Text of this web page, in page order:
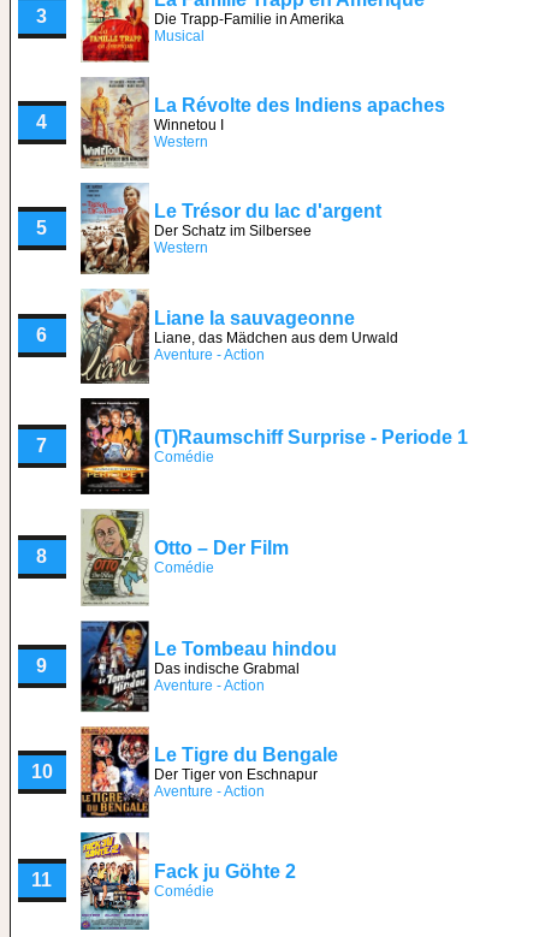
3
Die Trapp-Familie in Amerika
Musical
4
La Révolte des Indiens apaches
Winnetou I
Western
5
Le Trésor du lac d'argent
Der Schatz im Silbersee
Western
6
Liane la sauvageonne
Liane, das Mädchen aus dem Urwald
Aventure - Action
7 (T)Raumschiff Surprise - Periode 1
Comédie
8 Otto – Der Film
Comédie
9
Le Tombeau hindou
Das indische Grabmal
Aventure - Action
10
Le Tigre du Bengale
Der Tiger von Eschnapur
Aventure - Action
11 Fack ju Göhte 2
Comédie